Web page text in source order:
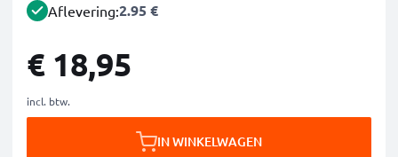
Aflevering:2.95 €
€ 18,95
incl. btw.
IN WINKELWAGEN